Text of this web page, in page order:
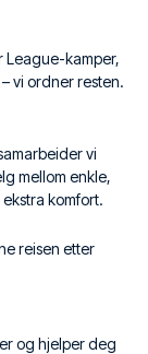
League-kamper,
vi ordner resten.
vi
mellom enkle,
komfort.
reisen etter
og hjelper deg